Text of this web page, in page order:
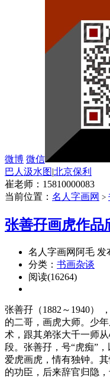
微博 微信
巴人汲水图|北京保利
崔老师：15810000083
当前位置： 名人字画网 >
张善孖画虎作品
名人字画网阿毛 发
分类： 书画杂谈
阅读(16264)
张善孖（1882～1940）
的二哥，画虎大师。少
术，跟其弟张大千一师
段。张善孖，号“虎痴”
爱虎画虎，情有独钟。
的功臣，后来辞官归隐